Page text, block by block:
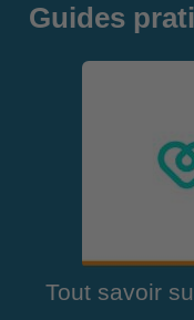
Guides
Tout savoir